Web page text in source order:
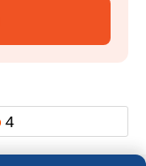
4